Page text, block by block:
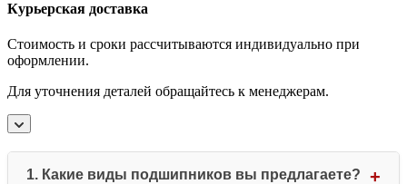
Курьерская доставка
Стоимость и сроки рассчитываются индивидуально при
оформлении.
Для уточнения деталей обращайтесь к менеджерам.
1. Какие виды подшипников вы предлагаете?